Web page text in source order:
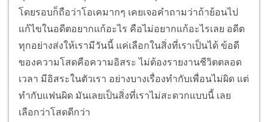
โดยรอบก็ถือว่าโอเคมากๆ เคยเจอคำถามว่าถ้าย้อนไป
แก้ไขในอดีตอยากแก้อะไร คือไม่อยากแก้อะไรเลย อดีต
ทุกอย่างส่งให้เรามีวันนี้ แค่เลือกในสิ่งที่เราเป็นได้ ข้อดี
ของความโสดคือความอิสระ ไม่ต้องรายงานชีวิตตลอด
เวลา มีอิสระในตัวเรา อย่างบางเรื่องทำกับเพื่อนไม่ผิด แต่
ทำกับแฟนผิด มันเลยเป็นสิ่งที่เราไม่สะดวกแบบนี้ เลย
เลือกว่าโสดดีกว่า